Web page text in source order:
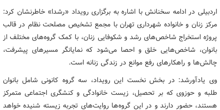
اردبیلی در ادامه سخنانش با اشاره به برگزاری رویداد «رشدا» خاطرنشان کرد:
مرکز زنان و خانواده شهرداری تهران با مجمع تشخیص مصلحت نظام در قالب
پروژه استخراج شاخص‌های رشد و شکوفایی زنان، با کمک گروه‌های مختلف از
بانوان، شاخص‌هایی خلق و احصا می‌شود که نمایانگر مسیرهای پیشرفت،
چالش‌ها و راهکارهای رفع موانع در زندگی زنانه است.
وی یادآورشد: در بخش نخست این رویداد، سه گروه کانونی شامل بانوان
طلبه و حوزوی که بر تحصیل، زیست خانوادگی و کنشگری اجتماعی متمرکز
هستند، حضور دارند و در این گروه‌ها روایت‌های تجربه زیسته شنیده خواهد